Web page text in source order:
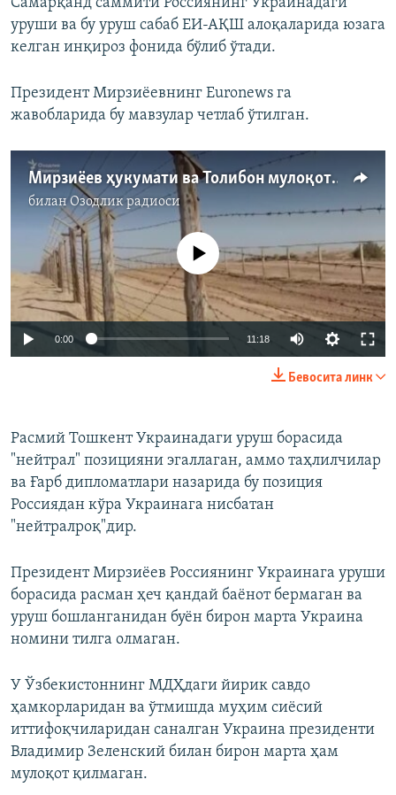
уруши ва бу уруш сабаб ЕИ-АҚШ алоқаларида юзага
келган инқироз фонида бўлиб ўтади.
Президент Мирзиёевнинг Euronews га
жавобларида бу мавзулар четлаб ўтилган.
Мирзиёев ҳукумати ва Толибон мулоқоти. Ўзбекистон эртаси таҳликадами?
биланОзодлик радиоси
704p 1058p
Айни дамда медиа-манба мавжуд эмас
0:00 11:18
704p
1058p
Бевосита линк
Расмий Тошкент Украинадаги уруш борасида
"нейтрал" позицияни эгаллаган, аммо таҳлилчилар
ва Ғарб дипломатлари назарида бу позиция
Россиядан кўра Украинага нисбатан
"нейтралроқ"дир.
Президент Мирзиёев Россиянинг Украинага уруши
борасида расман ҳеч қандай баёнот бермаган ва
уруш бошланганидан буён бирон марта Украина
номини тилга олмаган.
У Ўзбекистоннинг МДҲдаги йирик савдо
ҳамкорларидан ва ўтмишда муҳим сиёсий
иттифоқчиларидан саналган Украина президенти
Владимир Зеленский билан бирон марта ҳам
мулоқот қилмаган.